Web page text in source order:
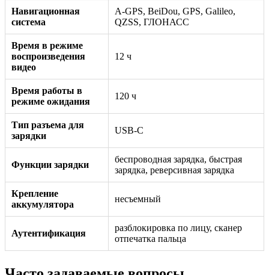
Навигационная
система
A-GPS, BeiDou, GPS, Galileo,
QZSS, ГЛОНАСС
Время в режиме
воспроизведения
видео
12 ч
Время работы в
режиме ожидания
120 ч
Тип разъема для
зарядки
USB-C
Функции зарядки
беспроводная зарядка, быстрая
зарядка, реверсивная зарядка
Крепление
аккумулятора
несъемный
Аутентификация
разблокировка по лицу, сканер
отпечатка пальца